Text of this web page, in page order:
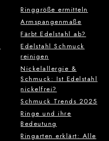
Ringgröße ermitteln
Armspangenmaße
Färbt Edelstahl ab?
Edelstahl Schmuck
reinigen
Nickelallergie &
Schmuck: Ist Edelstahl
nickelfrei?
Schmuck Trends 2025
Ringe und ihre
Bedeutung
Ringarten erklärt: Alle